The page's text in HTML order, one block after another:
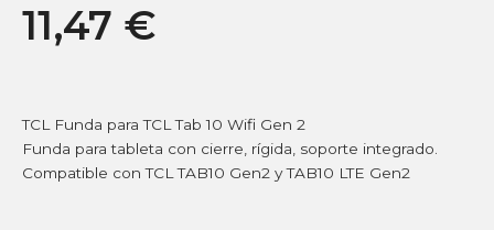
11,47 €
TCL Funda para TCL Tab 10 Wifi Gen 2
Funda para tableta con cierre, rígida, soporte integrado.
Compatible con TCL TAB10 Gen2 y TAB10 LTE Gen2